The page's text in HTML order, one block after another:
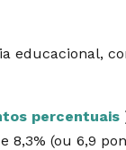
educacional,
percentuais
8,3% (ou 6,9